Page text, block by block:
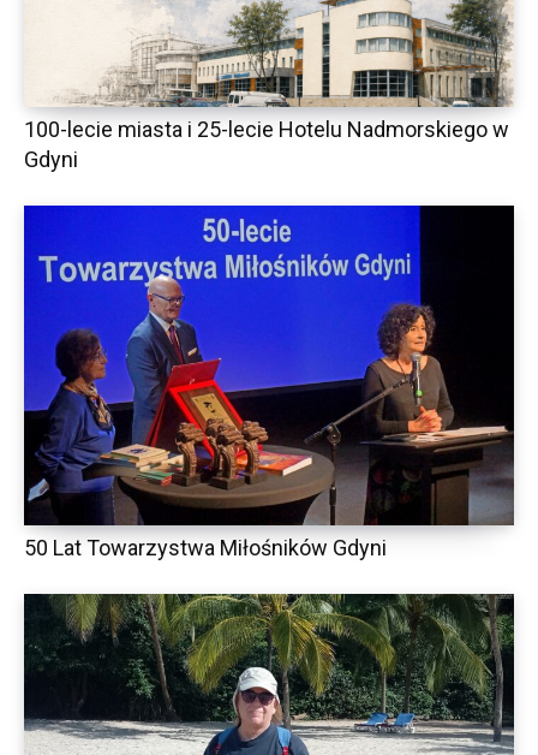
100-lecie miasta i 25-lecie Hotelu Nadmorskiego w
Gdyni
50 Lat Towarzystwa Miłośników Gdyni